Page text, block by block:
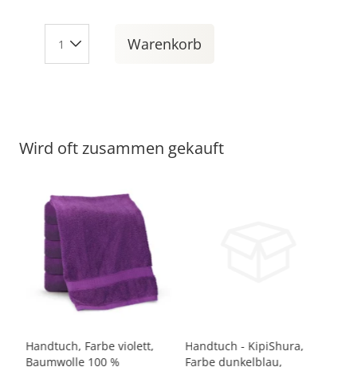
Warenkorb
Wird oft zusammen gekauft
Handtuch, Farbe violett,
Baumwolle 100 %
Handtuch - KipiShura,
Farbe dunkelblau,